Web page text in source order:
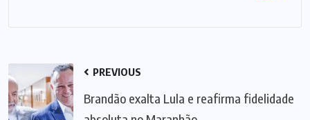
PREVIOUS
Brandão exalta Lula e reafirma fidelidade